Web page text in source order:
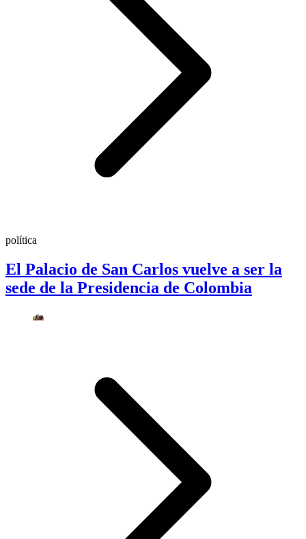
política
El Palacio de San Carlos vuelve a ser la
sede de la Presidencia de Colombia